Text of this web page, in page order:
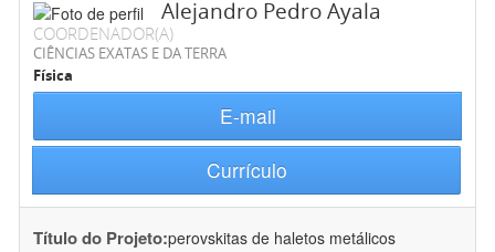
Alejandro Pedro Ayala
COORDENADOR(A)
CIÊNCIAS EXATAS E DA TERRA
Física
E-mail
Currículo
Título do Projeto:perovskitas de haletos metálicos